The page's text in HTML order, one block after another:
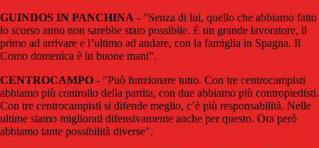
GUINDOS IN PANCHINA - "Senza di lui, quello che abbiamo fatto
lo scorso anno non sarebbe stato possibile. È un grande lavoratore, il
primo ad arrivare e l’ultimo ad andare, con la famiglia in Spagna. Il
Como domenica è in buone mani".
CENTROCAMPO - "Può funzionare tutto. Con tre centrocampisti
abbiamo più controllo della partita, con due abbiamo più contropiedisti.
Con tre centrocampisti si difende meglio, c’è più responsabilità. Nelle
ultime siamo migliorati difensivamente anche per questo. Ora però
abbiamo tante possibilità diverse".